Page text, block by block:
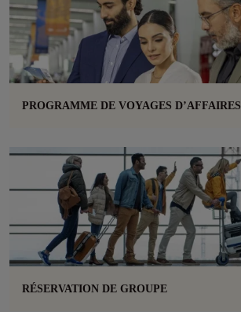
PROGRAMME DE VOYAGES D’AFFAIRES
RÉSERVATION DE GROUPE